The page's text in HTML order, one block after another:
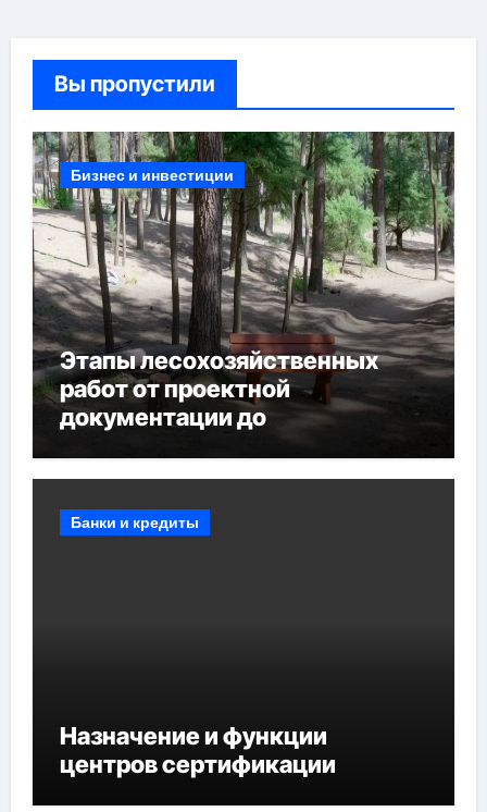
Вы пропустили
Бизнес и инвестиции
Этапы лесохозяйственных
работ от проектной
документации до
мероприятий и обустройства
Банки и кредиты
Назначение и функции
центров сертификации